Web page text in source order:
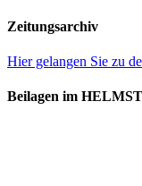
Zeitungsarchiv
Hier gelangen Sie zu
Beilagen im